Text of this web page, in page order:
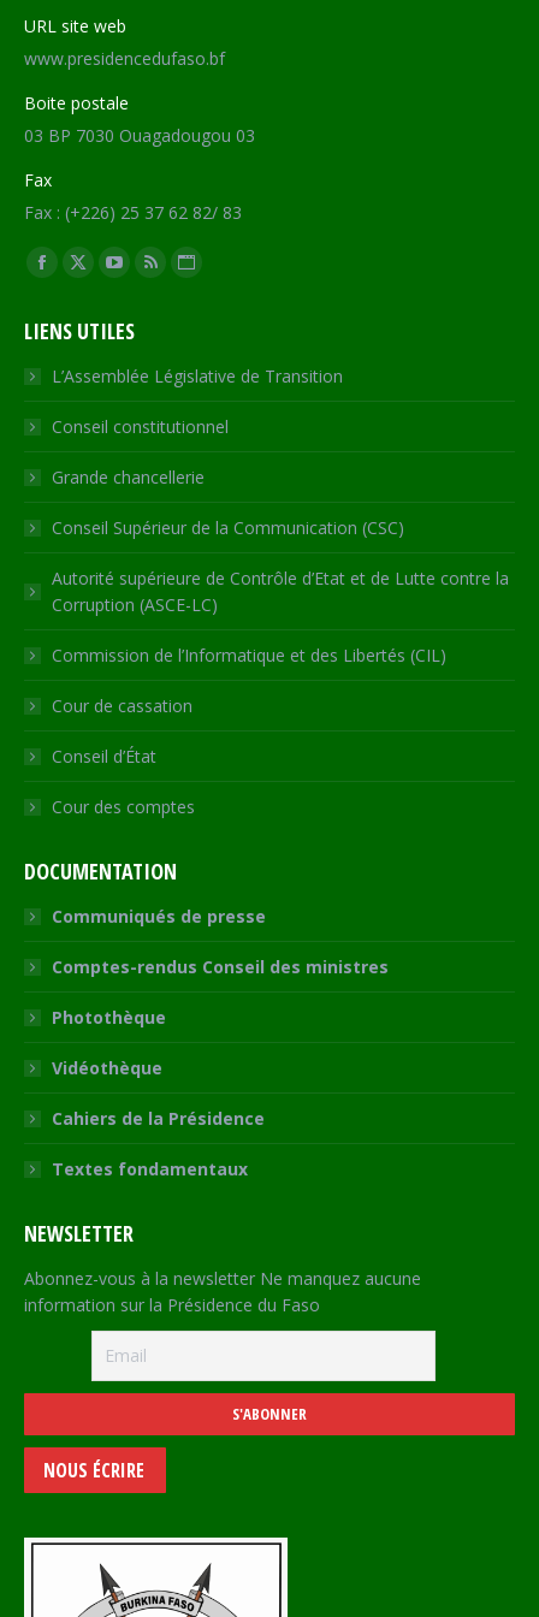
URL site web
www.presidencedufaso.bf
Boite postale
03 BP 7030 Ouagadougou 03
Fax
Fax : (+226) 25 37 62 82/ 83
Trouvez nous sur :
Facebook
opens
in
new
window
X
opens
in
new
window
YouTube
opens
in
new
window
RSS
in
new
window
Site
opens
in
new
LIENS UTILES
L’Assemblée Législative de Transition
Conseil constitutionnel
Grande chancellerie
Conseil Supérieur de la Communication (CSC)
Autorité supérieure de Contrôle d’Etat et de Lutte contre la
Corruption (ASCE-LC)
Commission de l’Informatique et des Libertés (CIL)
Cour de cassation
Conseil d’État
Cour des comptes
DOCUMENTATION
Communiqués de presse
Comptes-rendus Conseil des ministres
Photothèque
Vidéothèque
Cahiers de la Présidence
Textes fondamentaux
NEWSLETTER
Abonnez-vous à la newsletter Ne manquez aucune
information sur la Présidence du Faso
NOUS ÉCRIRE